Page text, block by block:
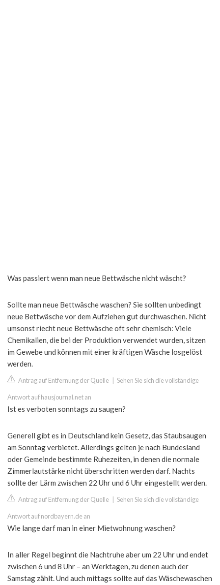
Was passiert wenn man neue Bettwäsche nicht wäscht?
Sollte man neue Bettwäsche waschen? Sie sollten unbedingt
neue Bettwäsche vor dem Aufziehen gut durchwaschen. Nicht
umsonst riecht neue Bettwäsche oft sehr chemisch: Viele
Chemikalien, die bei der Produktion verwendet wurden, sitzen
im Gewebe und können mit einer kräftigen Wäsche losgelöst
werden.
Antrag auf Entfernung der Quelle Sehen Sie sich die vollständige
Antwort auf hausjournal.net an
Ist es verboten sonntags zu saugen?
Generell gibt es in Deutschland kein Gesetz, das Staubsaugen
am Sonntag verbietet. Allerdings gelten je nach Bundesland
oder Gemeinde bestimmte Ruhezeiten, in denen die normale
Zimmerlautstärke nicht überschritten werden darf. Nachts
sollte der Lärm zwischen 22 Uhr und 6 Uhr eingestellt werden.
Antrag auf Entfernung der Quelle Sehen Sie sich die vollständige
Antwort auf nordbayern.de an
Wie lange darf man in einer Mietwohnung waschen?
In aller Regel beginnt die Nachtruhe aber um 22 Uhr und endet
zwischen 6 und 8 Uhr – an Werktagen, zu denen auch der
Samstag zählt. Und auch mittags sollte auf das Wäschewaschen